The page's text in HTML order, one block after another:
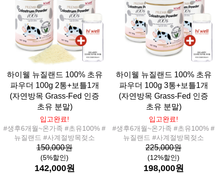
하이웰 뉴질랜드 100% 초유
파우더 100g 2통+보틀1개
(자연방목 Grass-Fed 인증
초유 분말)
입고완료!
#생후6개월~온가족 #초유100% #
뉴질랜드 #사계절방목젖소
150,000원
(5%할인)
142,000원
하이웰 뉴질랜드 100% 초유
파우더 100g 3통+보틀1개
(자연방목 Grass-Fed 인증
초유 분말)
입고완료!
#생후6개월~온가족 #초유100% #
뉴질랜드 #사계절방목젖소
225,000원
(12%할인)
198,000원